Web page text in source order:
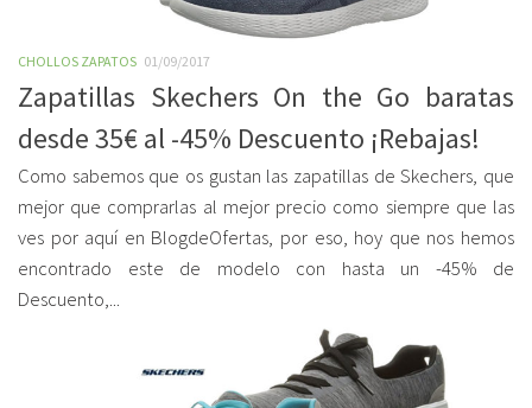
CHOLLOS ZAPATOS 01/09/2017
Zapatillas Skechers On the Go baratas
desde 35€ al -45% Descuento ¡Rebajas!
Como sabemos que os gustan las zapatillas de Skechers, que
mejor que comprarlas al mejor precio como siempre que las
ves por aquí en BlogdeOfertas, por eso, hoy que nos hemos
encontrado este de modelo con hasta un -45% de
Descuento,...